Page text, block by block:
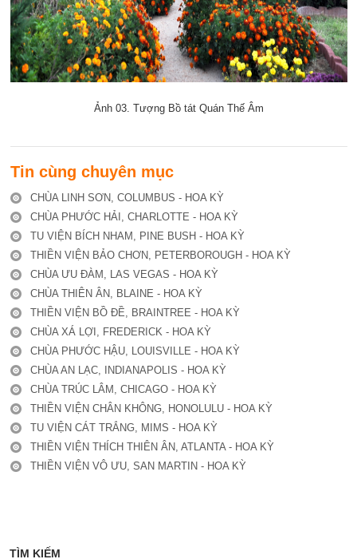
Ảnh 03. Tượng Bồ tát Quán Thế Âm
Tin cùng chuyên mục
CHÙA LINH SƠN, COLUMBUS - HOA KỲ
CHÙA PHƯỚC HẢI, CHARLOTTE - HOA KỲ
TU VIỆN BÍCH NHAM, PINE BUSH - HOA KỲ
THIỀN VIỆN BẢO CHƠN, PETERBOROUGH - HOA KỲ
CHÙA ƯU ĐÀM, LAS VEGAS - HOA KỲ
CHÙA THIÊN ÂN, BLAINE - HOA KỲ
THIỀN VIỆN BỒ ĐỀ, BRAINTREE - HOA KỲ
CHÙA XÁ LỢI, FREDERICK - HOA KỲ
CHÙA PHƯỚC HẬU, LOUISVILLE - HOA KỲ
CHÙA AN LẠC, INDIANAPOLIS - HOA KỲ
CHÙA TRÚC LÂM, CHICAGO - HOA KỲ
THIỀN VIỆN CHÂN KHÔNG, HONOLULU - HOA KỲ
TU VIỆN CÁT TRẮNG, MIMS - HOA KỲ
THIỀN VIỆN THÍCH THIÊN ÂN, ATLANTA - HOA KỲ
THIỀN VIỆN VÔ ƯU, SAN MARTIN - HOA KỲ
TÌM KIẾM